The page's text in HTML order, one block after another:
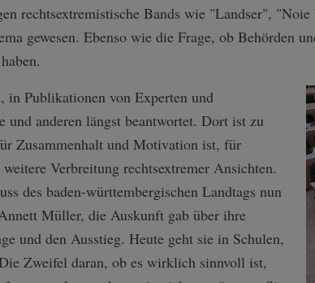
rechtsextremistische Bands wie "Landser",
gewesen. Ebenso wie die Frage, ob Behörden
in Publikationen von Experten und
und anderen längst beantwortet. Dort ist zu
Zusammenhalt und Motivation ist, für
Verbreitung rechtsextremer Ansichten.
des baden-württembergischen Landtags nun
Müller, die Auskunft gab über ihre
und den Ausstieg. Heute geht sie in Schulen,
Zweifel daran, ob es wirklich sinnvoll ist,